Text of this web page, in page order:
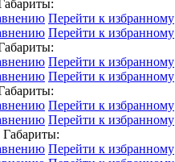
Перейти к избранному
Перейти к избранному
Перейти к избранному
Перейти к избранному
Перейти к избранному
Перейти к избранному
Перейти к избранному